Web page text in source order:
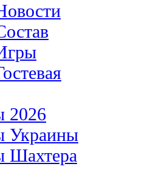
2026
Украины
Шахтера